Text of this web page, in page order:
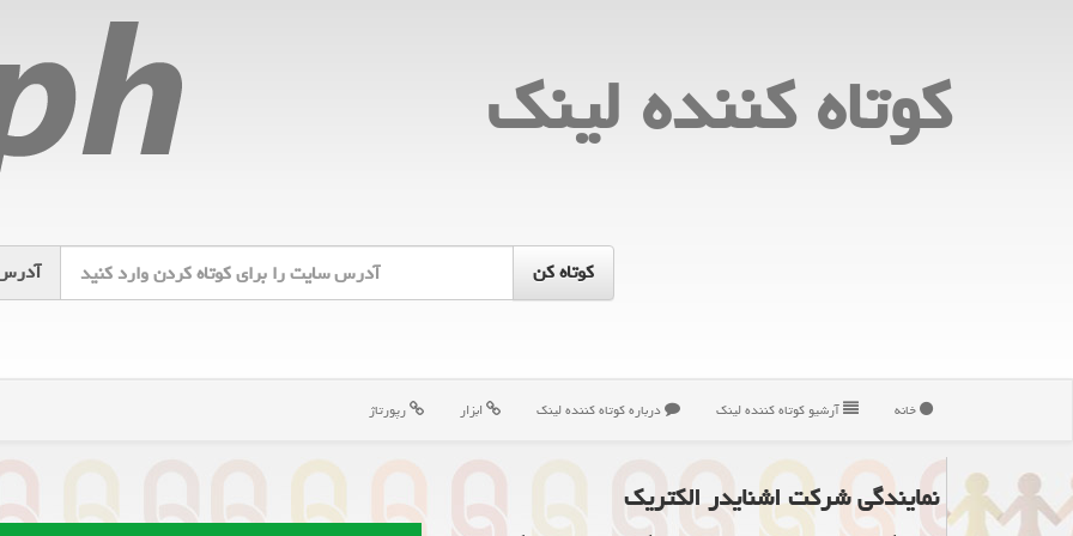
كوتاه كننده لینك
خانه آرشیو كوتاه كننده لینك درباره كوتاه كننده لینك ابزار رپورتاژ
نمایندگی شرکت اشنایدر الکتریک